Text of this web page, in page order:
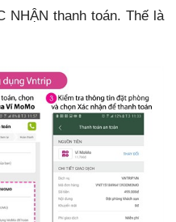
NHẬN thanh toán. Thế là